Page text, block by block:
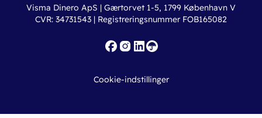
Erhvervslån
Fakturaskabeloner
Online regnskabskurser
Ny virksomhed
Iværksætterlegat
Visma Dinero ApS | Gærtorvet 1-5, 1799 København V
CVR: 34731543 | Registreringsnummer FOB165082
Cookie-indstillinger